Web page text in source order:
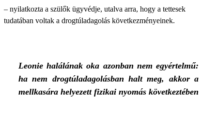
– nyilatkozta a szülők ügyvédje, utalva arra, hogy a tettesek
tudatában voltak a drogtúladagolás következményeinek.
Leonie halálának oka azonban nem egyértelmű:
ha nem drogtúladagolásban halt meg, akkor a
mellkasára helyezett fizikai nyomás következtében